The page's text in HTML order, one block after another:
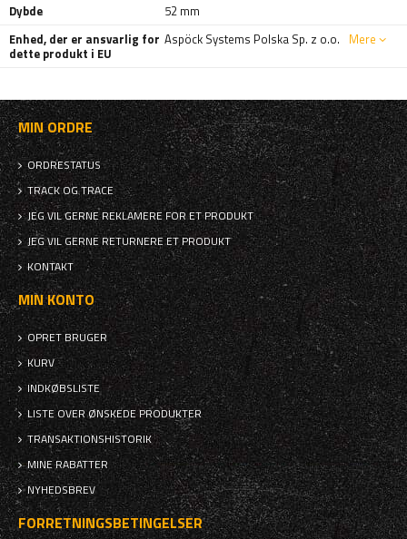
Dybde
52 mm
Enhed, der er ansvarlig for
dette produkt i EU
Aspöck Systems Polska Sp. z o.o. Mere
MIN ORDRE
ORDRESTATUS
TRACK OG TRACE
JEG VIL GERNE REKLAMERE FOR ET PRODUKT
JEG VIL GERNE RETURNERE ET PRODUKT
KONTAKT
MIN KONTO
OPRET BRUGER
KURV
INDKØBSLISTE
LISTE OVER ØNSKEDE PRODUKTER
TRANSAKTIONSHISTORIK
MINE RABATTER
NYHEDSBREV
FORRETNINGSBETINGELSER